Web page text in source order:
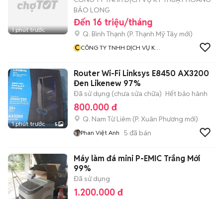
1 phút trước
BẢO LONG
Đến 16 triệu/tháng
Q. Bình Thạnh (P. Thạnh Mỹ Tây mới)
CCÔNG TY TNHH DỊCH VỤ KỸ
1 phút trước 5
Router Wi-Fi Linksys E8450 AX3200
Đen Likenew 97%
Đã sử dụng (chưa sửa chữa) Hết bảo hành
800.000 đ
Q. Nam Từ Liêm (P. Xuân Phương mới)
Phan Việt Anh 5 đã bán
Máy làm đá mini P-EMIC Trắng Mới
99%
Đã sử dụng
1.200.000 đ